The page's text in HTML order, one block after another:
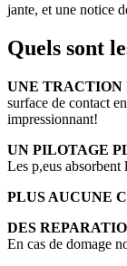
jante, et une notice
Quels sont
UNE TRACTION
surface de contact
impressionnant!
UN PILOTAGE
Les p,eus absorbent
PLUS AUCUNE
DES
En cas de domage